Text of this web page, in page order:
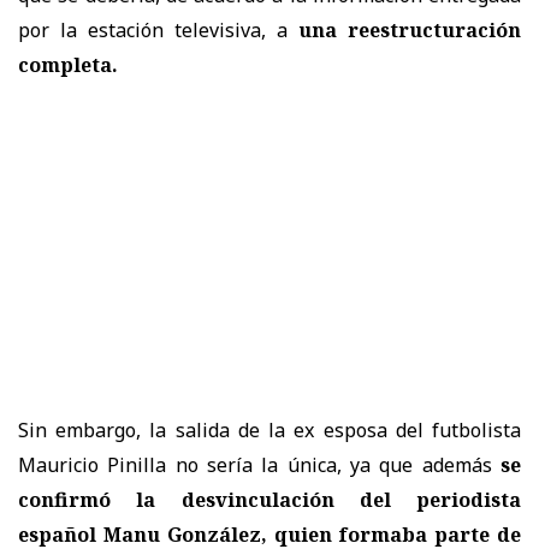
por la estación televisiva, a una reestructuración
completa.
Sin embargo, la salida de la ex esposa del futbolista
Mauricio Pinilla no sería la única, ya que además se
confirmó la desvinculación del periodista
español Manu González, quien formaba parte de